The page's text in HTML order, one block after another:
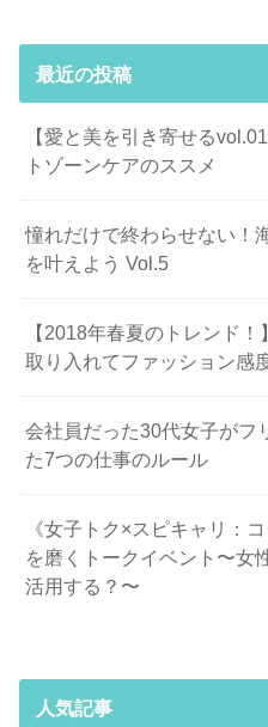
最近の投稿
【愛と美を引き寄せる
トゾーンケアのススメ
憧れだけで終わらせない！
を叶えよう Vol.5
【2018年春夏のトレンド
取り入れてファッション感
会社員だった30代女子がフ
た7つの仕事のルール
《女子トク×スピキャリ：
を磨くトークイベント〜女
活用する？〜
人気記事